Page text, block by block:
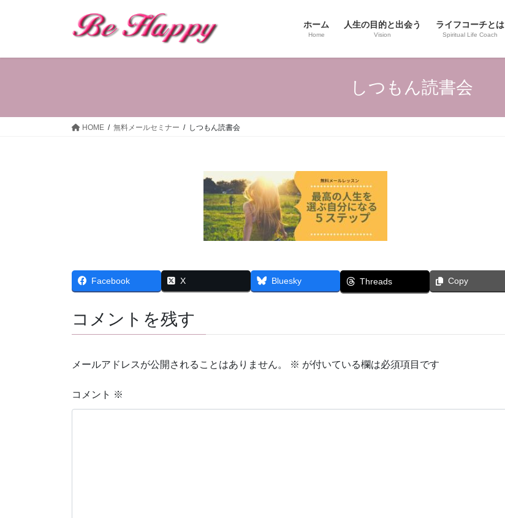
ホーム
Home
人生の目的と出会う
Vision
ライフコーチとは
Spiritual Life Coach
しつもん読書会
HOME 無料メールセミナー しつもん読書会
Facebook X Bluesky Threads Copy
コメントを残す
メールアドレスが公開されることはありません。 ※ が付いている欄は必須項目です
コメント ※